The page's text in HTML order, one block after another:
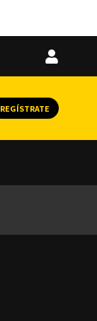
Iniciar
REGÍSTRATE